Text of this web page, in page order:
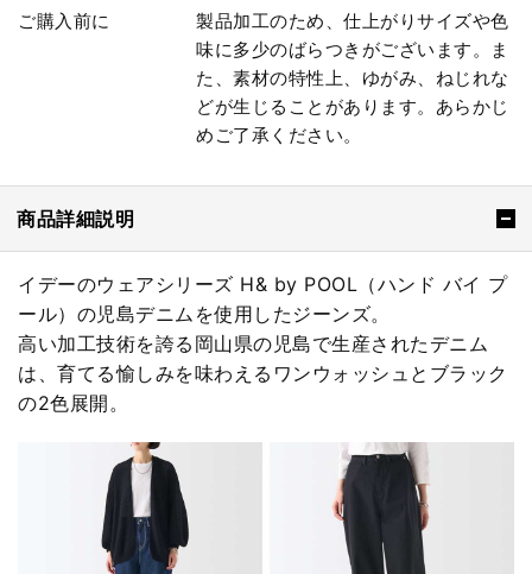
ご購入前に
製品加工のため、仕上がりサイズや色
味に多少のばらつきがございます。ま
た、素材の特性上、ゆがみ、ねじれな
どが生じることがあります。あらかじ
めご了承ください。
商品詳細説明
イデーのウェアシリーズ H& by POOL（ハンド バイ プ
ール）の児島デニムを使用したジーンズ。
高い加工技術を誇る岡山県の児島で生産されたデニム
は、育てる愉しみを味わえるワンウォッシュとブラック
の2色展開。